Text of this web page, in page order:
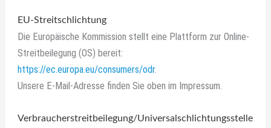
EU-Streitschlichtung
Die Europäische Kommission stellt eine Plattform zur Online-
Streitbeilegung (OS) bereit:
https://ec.europa.eu/consumers/odr.
Unsere E-Mail-Adresse finden Sie oben im Impressum.
Verbraucher­streit­beilegung/Universal­schlichtungs­stelle